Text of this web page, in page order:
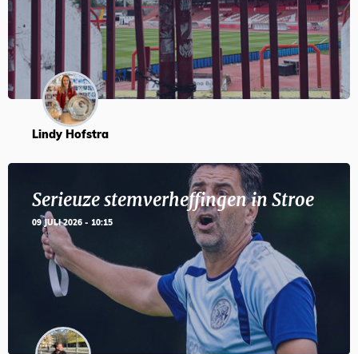
Lindy Hofstra
Serieuze stemverheffingen in Stroe
09 JULI 2026 - 10:15